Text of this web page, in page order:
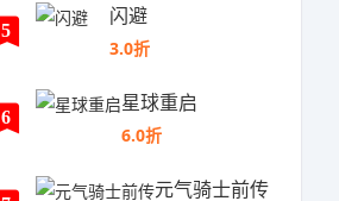
5
闪避
3.0折
6
星球重启
6.0折
元气骑士前传